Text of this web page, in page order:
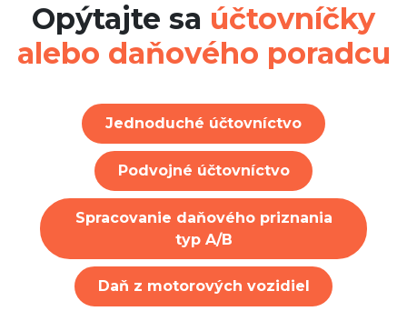
Opýtajte sa účtovníčky
alebo daňového poradcu
Jednoduché účtovníctvo
Podvojné účtovníctvo
Spracovanie daňového priznania
typ A/B
Daň z motorových vozidiel